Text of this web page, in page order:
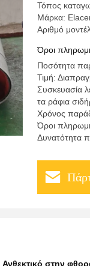
Τόπος
Μάρκα:
Αριθμό
Όροι
Ποσότητα
Τιμή:
Συσκευασία
τα ράφια
Χρόνος
Όροι
Δυνατότητα
Ανθεκτικό στην